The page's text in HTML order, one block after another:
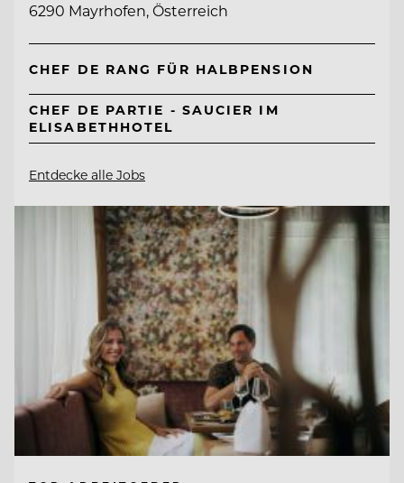
6290 Mayrhofen, Österreich
CHEF DE RANG FÜR HALBPENSION
CHEF DE PARTIE - SAUCIER IM
ELISABETHHOTEL
Entdecke alle Jobs